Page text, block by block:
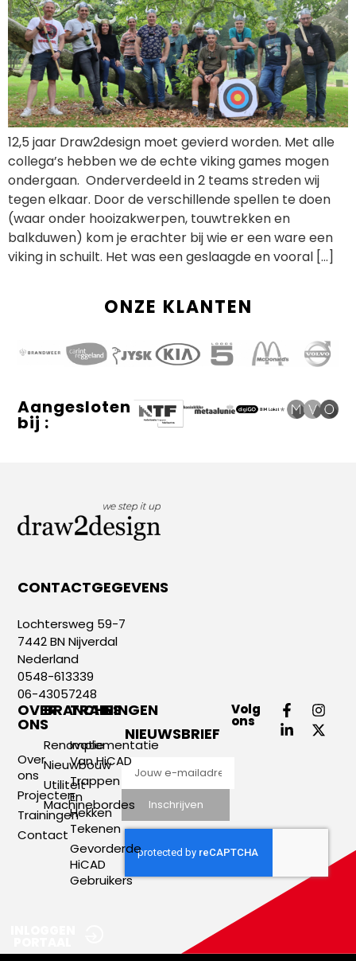
12,5 jaar Draw2design moet gevierd worden. Met alle
collega’s hebben we de echte viking games mogen
ondergaan. Onderverdeeld in 2 teams streden wij
tegen elkaar. Door de verschillende spellen te doen
(waar onder hooizakwerpen, touwtrekken en
balkduwen) kom je erachter bij wie er een ware een
viking in schuilt. Het was een geslaagde en vooral […]
ONZE KLANTEN
Aangesloten
bij :
CONTACTGEGEVENS
Lochtersweg 59-7
7442 BN Nijverdal
Nederland
0548-613339
06-43057248
OVER
ONS
Over
ons
Projecten
Trainingen
Contact
BRANCHES
Renovatie
Nieuwbouw
Utiliteit
Machinebordes
TRAININGEN
Implementatie
Van HiCAD
Trappen
En
Hekken
Tekenen
Gevorderde
HiCAD
Gebruikers
NIEUWSBRIEF
Inschrijven
Volg
ons